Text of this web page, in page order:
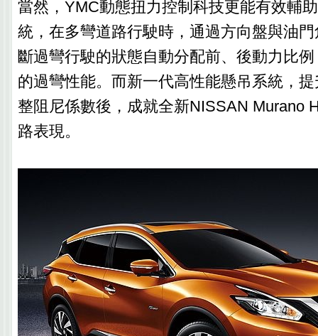
當然，YMC動態扭力控制科技更能有效輔
統，在多彎道路行駛時，通過方向盤與油
斷過彎行駛的狀態自動分配前、後動力比
的過彎性能。而新一代高性能懸吊系統，
整阻尼係數後，成就全新NISSAN Murano
路表現。